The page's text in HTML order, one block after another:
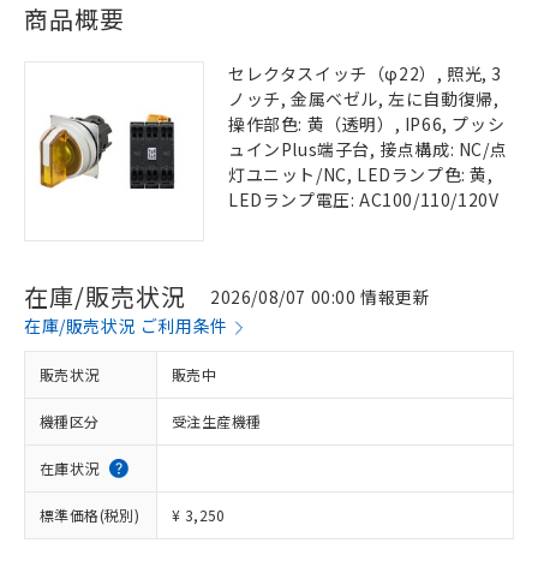
商品概要
セレクタスイッチ（φ22）, 照光, 3
ノッチ, 金属ベゼル, 左に自動復帰,
操作部色: 黄（透明）, IP66, プッシ
ュインPlus端子台, 接点構成: NC/点
灯ユニット/NC, LEDランプ色: 黄,
LEDランプ電圧: AC100/110/120V
在庫/販売状況
2026/08/07 00:00 情報更新
在庫/販売状況 ご利用条件
販売状況 販売中
機種区分 受注生産機種
在庫状況
標準価格(税別) ¥ 3,250